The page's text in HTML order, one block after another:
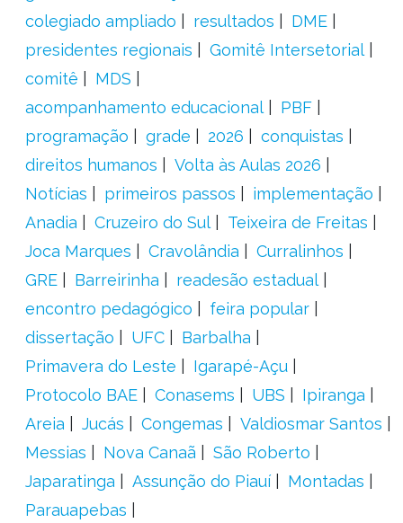
colegiado ampliado
resultados
DME
presidentes regionais
Gomitê Intersetorial
comitê
MDS
acompanhamento educacional
PBF
programação
grade 2026
conquistas
direitos humanos
Volta às Aulas 2026
Notícias
primeiros passos
implementação
Anadia
Cruzeiro do Sul
Teixeira de Freitas
Joca Marques
Cravolândia
Curralinhos
GRE
Barreirinha
readesão estadual
encontro pedagógico
feira popular
dissertação
UFC
Barbalha
Primavera do Leste
Igarapé-Açu
Protocolo BAE
Conasems UBS
Ipiranga
Areia
Jucás Congemas
Valdiosmar Santos
Messias
Nova Canaã
São Roberto
Japaratinga
Assunção do Piauí
Montadas
Parauapebas